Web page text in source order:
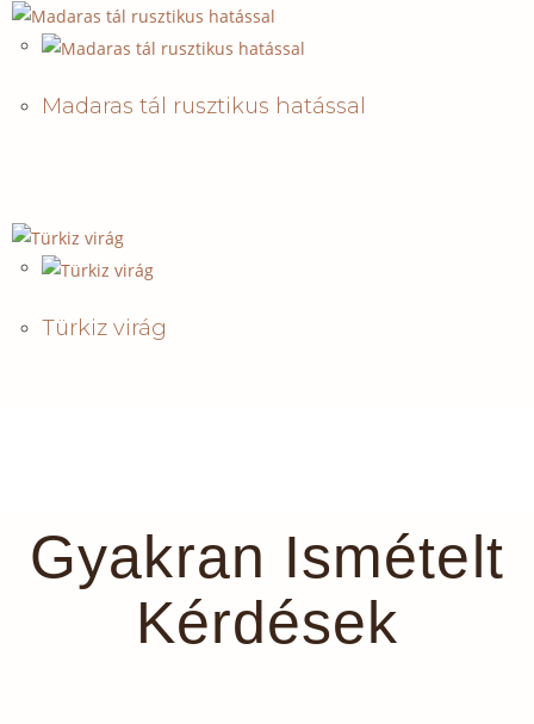
Madaras tál rusztikus hatással
Türkiz virág
Gyakran Ismételt
Kérdések